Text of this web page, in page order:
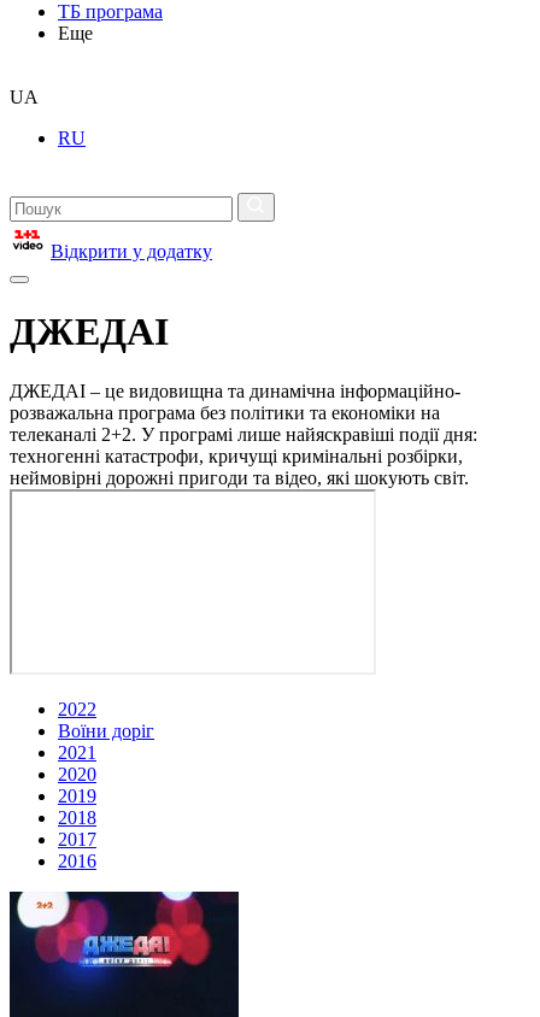
ТБ програма
Еще
UA
RU
Відкрити у додатку
ДЖЕДАІ
ДЖЕДАІ – це видовищна та динамічна інформаційно-
розважальна програма без політики та економіки на
телеканалі 2+2. У програмі лише найяскравіші події дня:
техногенні катастрофи, кричущі кримінальні розбірки,
неймовірні дорожні пригоди та відео, які шокують світ.
2022
Воїни доріг
2021
2020
2019
2018
2017
2016